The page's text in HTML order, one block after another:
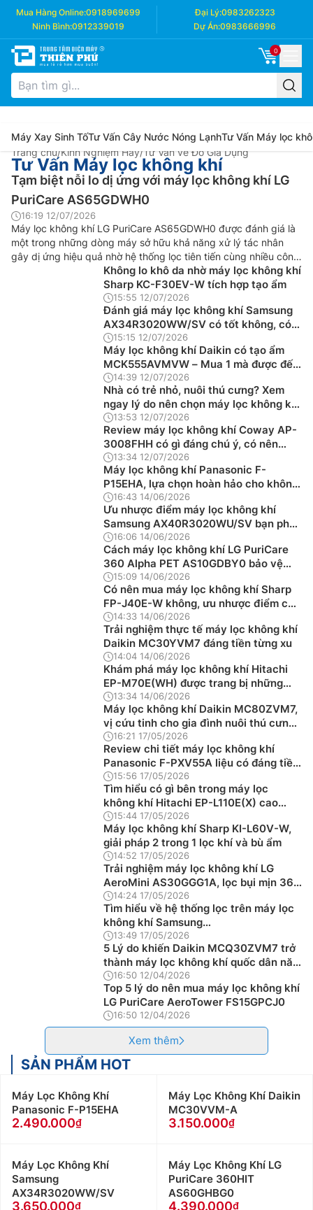
Mua Hàng Online:0918969699 Đại Lý:0983262323
Ninh Bình:0912339019 Dự Án:0983666996
0
Máy Xay Sinh TốTư Vấn Cây Nước Nóng LạnhTư Vấn Máy lọc
Trang chủ/Kinh Nghiệm Hay/Tư Vấn về Đồ Gia Dụng
Tư Vấn Máy lọc không khí
Tạm biệt nỗi lo dị ứng với máy lọc không khí LG
PuriCare AS65GDWH0
16:19 12/07/2026
Máy lọc không khí LG PuriCare AS65GDWH0 được đánh giá là
một trong những dòng máy sở hữu khả năng xử lý tác nhân
gây dị ứng hiệu quả nhờ hệ thống lọc tiên tiến cùng nhiều công
Không lo khô da nhờ máy lọc không khí
Sharp KC-F30EV-W tích hợp tạo ẩm
15:55 12/07/2026
Đánh giá máy lọc không khí Samsung
AX34R3020WW/SV có tốt không, có
ồn không?
15:15 12/07/2026
Máy lọc không khí Daikin có tạo ẩm
MCK555AVMVW – Mua 1 mà được đến
2 chức năng
14:39 12/07/2026
Nhà có trẻ nhỏ, nuôi thú cưng? Xem
ngay lý do nên chọn máy lọc không khí
Panasonic F-PXT50A
13:53 12/07/2026
Review máy lọc không khí Coway AP-
3008FHH có gì đáng chú ý, có nên
mua không?
13:34 12/07/2026
Máy lọc không khí Panasonic F-
P15EHA, lựa chọn hoàn hảo cho không
gian phòng ngủ nhỏ
16:43 14/06/2026
Ưu nhược điểm máy lọc không khí
Samsung AX40R3020WU/SV bạn phải
biết16:06 14/06/2026
Cách máy lọc không khí LG PuriCare
360 Alpha PET AS10GDBY0 bảo vệ
sức khỏe gia đình bạn
15:09 14/06/2026
Có nên mua máy lọc không khí Sharp
FP-J40E-W không, ưu nhược điểm cần
biết rõ?
14:33 14/06/2026
Trải nghiệm thực tế máy lọc không khí
Daikin MC30YVM7 đáng tiền từng xu
14:04 14/06/2026
Khám phá máy lọc không khí Hitachi
EP-M70E(WH) được trang bị những
màng lọc nào?
13:34 14/06/2026
Máy lọc không khí Daikin MC80ZVM7,
vị cứu tinh cho gia đình nuôi thú cưng
nhờ chế độ Pet Mode
16:21 17/05/2026
Review chi tiết máy lọc không khí
Panasonic F-PXV55A liệu có đáng tiền
không?
15:56 17/05/2026
Tìm hiểu có gì bên trong máy lọc
không khí Hitachi EP-L110E(X) cao
cấp?
15:44 17/05/2026
Máy lọc không khí Sharp KI-L60V-W,
giải pháp 2 trong 1 lọc khí và bù ẩm
14:52 17/05/2026
Trải nghiệm máy lọc không khí LG
AeroMini AS30GGG1A, lọc bụi mịn 360
độ cực đỉnh
14:24 17/05/2026
Tìm hiểu về hệ thống lọc trên máy lọc
không khí Samsung
AX60R5080WD/SV
13:49 17/05/2026
5 Lý do khiến Daikin MCQ30ZVM7 trở
thành máy lọc không khí quốc dân năm
2026
16:50 12/04/2026
Top 5 lý do nên mua máy lọc không khí
LG PuriCare AeroTower FS15GPCJ0
16:50 12/04/2026
Xem thêm
SẢN PHẨM HOT
Máy Lọc Không Khí
Panasonic F-P15EHA
2.490.000
Máy Lọc Không Khí Daikin
MC30VVM-A
3.150.000
Máy Lọc Không Khí
Samsung
AX34R3020WW/SV
3.650.000
Máy Lọc Không Khí LG
PuriCare 360HIT
AS60GHBG0
4.390.000